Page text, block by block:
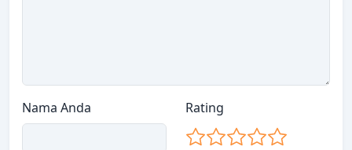
Nama Anda Rating